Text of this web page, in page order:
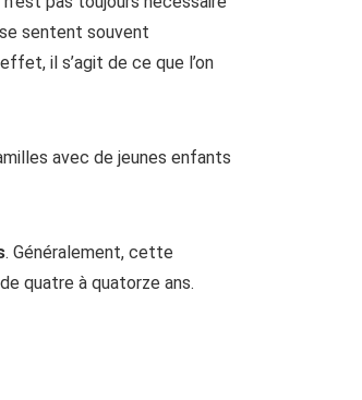
sentent souvent
il s’agit de ce que l’on
avec de jeunes enfants
. Généralement, cette
quatre à quatorze ans.